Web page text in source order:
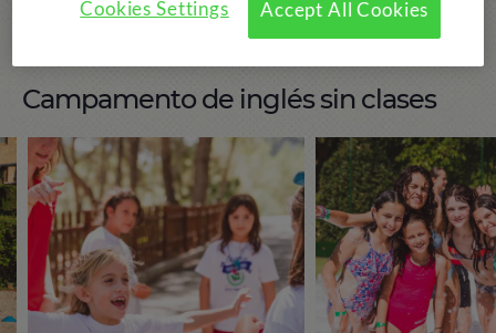
Campamento de inglés sin clases
Accept All Cookies
Cookies Settings